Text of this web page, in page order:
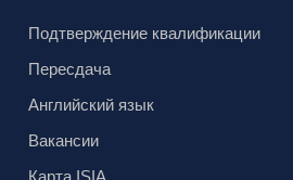
Подтверждение квалификации
Пересдача
Английский язык
Вакансии
Карта ISIA